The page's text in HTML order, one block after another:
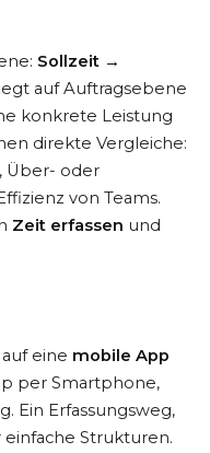
Sollzeit →
auf Auftragsebene
konkrete Leistung
direkte Vergleiche:
Über- oder
von Teams.
Zeit erfassen und
eine mobile App
per Smartphone,
Ein Erfassungsweg,
Strukturen.